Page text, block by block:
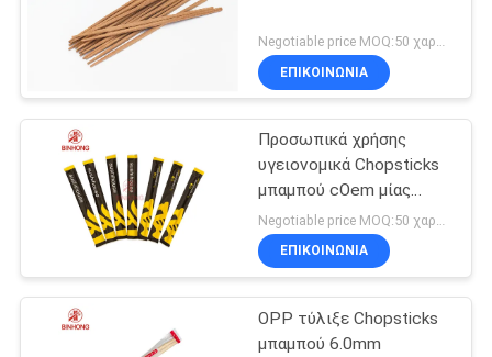
ΕΠΙΚΟΙΝΩΝΙΑ
Προσωπικά χρήσης
υγειονομικά Chopsticks
μπαμπού cOem μίας
χρήσης
ΕΠΙΚΟΙΝΩΝΙΑ
OPP τύλιξε Chopsticks
μπαμπού 6.0mm